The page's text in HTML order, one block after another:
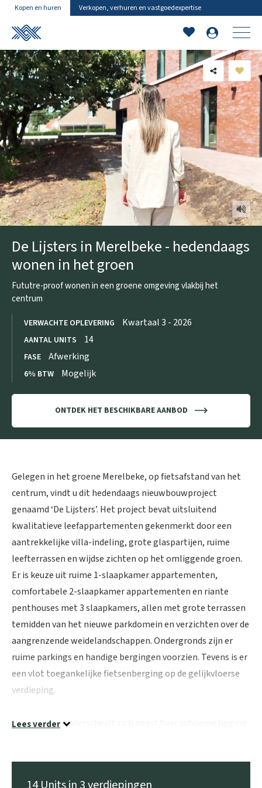
Kopen en huren Verkopen, verhuren en vastgoedexpertise
De Lijsters in Merelbeke - hedendaags
wonen in het groen
Fututre-proof wonen in een groene omgeving vlakbij het
centrum
VERWACHTE OPLEVERING Kwartaal 3 - 2026
AANTAL UNITS 14
FASE Afwerking
6% BTW Mogelijk
ONTDEK HET BESCHIKBARE AANBOD
Gelegen in het groene Merelbeke, op fietsafstand van het
centrum, vindt u dit hedendaags nieuwbouwproject
genaamd ‘De Lijsters’. Het project bevat uitsluitend
kwalitatieve leefappartementen gekenmerkt door een
aantrekkelijke villa-indeling, grote glaspartijen, ruime
leefterrassen en wijdse zichten op het omliggende groen.
Er is keuze uit ruime 1-slaapkamer appartementen,
comfortabele 2-slaapkamer appartementen en riante
penthouses met 3 slaapkamers, allen met grote terrassen
temidden van het nieuwe parkdomein en verzichten over de
aangrenzende weidelandschappen. Ondergronds zijn er
ruime parkings en handige bergingen voorzien. Tevens is er
een vlot toegankelijke fietsenberging op de gelijkvloerse
verdieping.
Het gebouw onderscheidt zich naast haar sublieme ligging
Lees verder